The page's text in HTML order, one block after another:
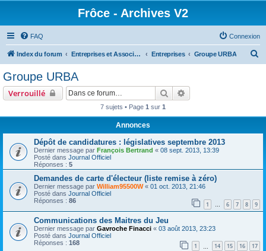
Frôce - Archives V2
FAQ Connexion
Index du forum Entreprises et Associations Entreprises Groupe URBA
Groupe URBA
Verrouillé Rechercher
7 sujets • Page 1 sur 1
Annonces
Dépôt de candidatures : législatives septembre 2013
Dernier message par François Bertrand « 08 sept. 2013, 13:39
Posté dans Journal Officiel
Réponses : 5
Demandes de carte d'électeur (liste remise à zéro)
Dernier message par William95500W« 01 oct. 2013, 21:46
Posté dans Journal Officiel
Réponses : 86 1 … 6 7 8 9
Communications des Maitres du Jeu
Dernier message par Gavroche Finacci « 03 août 2013, 23:23
Posté dans Journal Officiel
Réponses : 168 1 14 15 16 17